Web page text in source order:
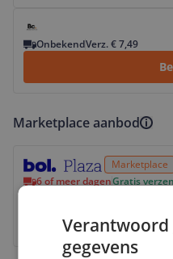
OnbekendVerz. € 7,49
Marketplace aanbod
Marketplace
6 of meer dagenGratis
Bekijk
gegevens